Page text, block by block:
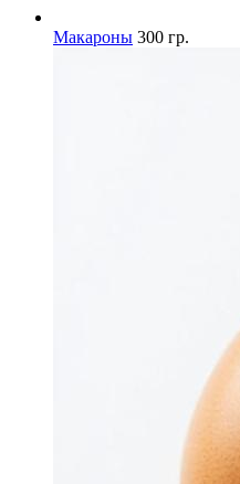
Макароны 300 гр.